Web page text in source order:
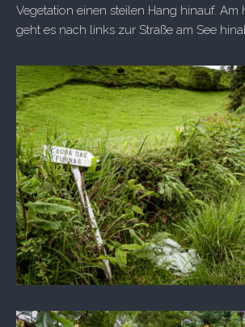
Vegetation einen steilen Hang hinauf. Am
geht es nach links zur Straße am See